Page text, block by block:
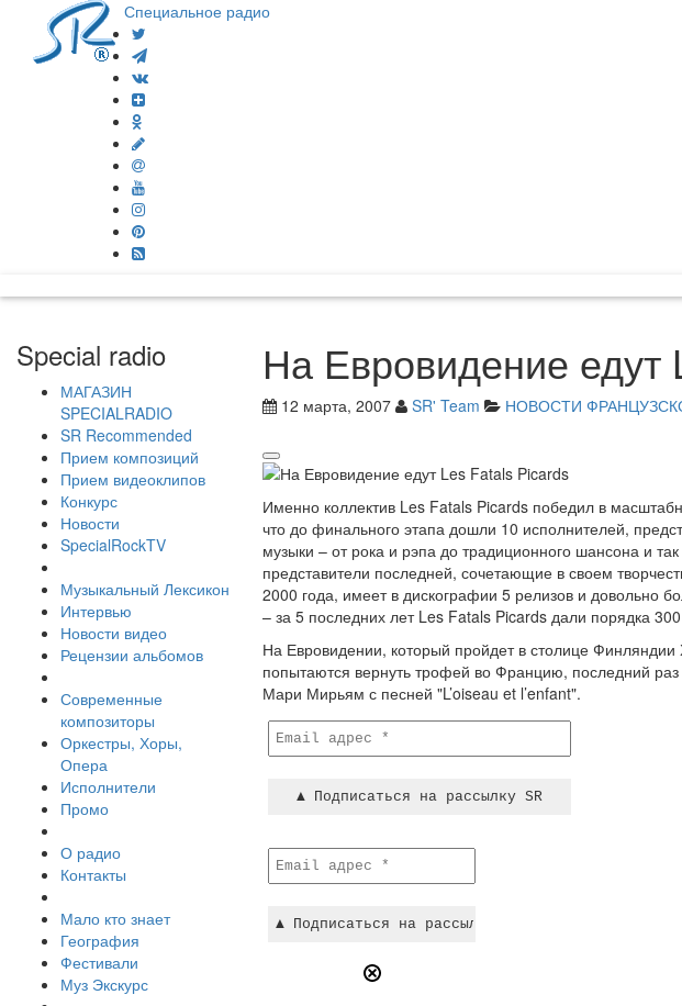
Специальное радио
Special radio
МАГАЗИН
SPECIALRADIO
SR Recommended
Прием композиций
Прием видеоклипов
Конкурс
Новости
SpecialRockTV
Музыкальный Лексикон
Интервью
Новости видео
Рецензии альбомов
Современные
композиторы
Оркестры, Хоры,
Опера
Исполнители
Промо
О радио
Контакты
Мало кто знает
География
Фестивали
Муз Экскурс
На Евровидение едут
12 марта, 2007 SR' Team НОВОСТИ
Именно коллектив Les Fatals Picards победил в
что до финального этапа дошли 10 исполнителей,
музыки – от рока и рэпа до традиционного шансона и
представители последней, сочетающие в своем
2000 года, имеет в дискографии 5 релизов и довольно
– за 5 последних лет Les Fatals Picards дали порядка
На Евровидении, который пройдет в столице
попытаются вернуть трофей во Францию, последний
Мари Мирьям с песней "L’oiseau et l’enfant".